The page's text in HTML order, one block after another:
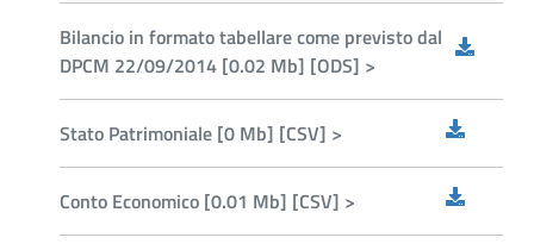
Bilancio in formato tabellare come previsto dal
DPCM 22/09/2014 [0.02 Mb] [ODS] >
Stato Patrimoniale [0 Mb] [CSV] >
Conto Economico [0.01 Mb] [CSV] >